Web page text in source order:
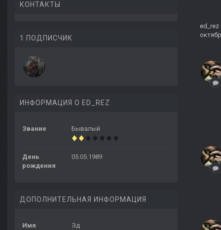
КОНТАКТЫ
1 ПОДПИСЧИК
ИНФОРМАЦИЯ О ED_REZ
Звание Бывалый
День
рождения
05.05.1989
ДОПОЛНИТЕЛЬНАЯ ИНФОРМАЦИЯ
Имя Эд
ed_rez